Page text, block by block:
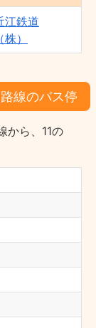
江鉄道
（株）
線のバス停
から、11の